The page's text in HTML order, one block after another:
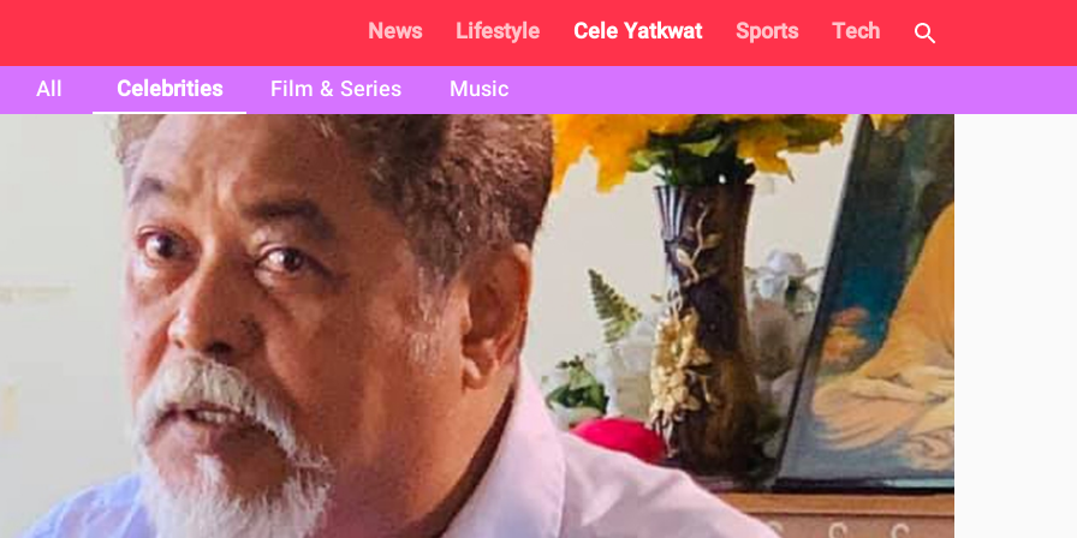
News Lifestyle Cele Yatkwat Sports
Tech
All
Celebrities Film & Series
Music